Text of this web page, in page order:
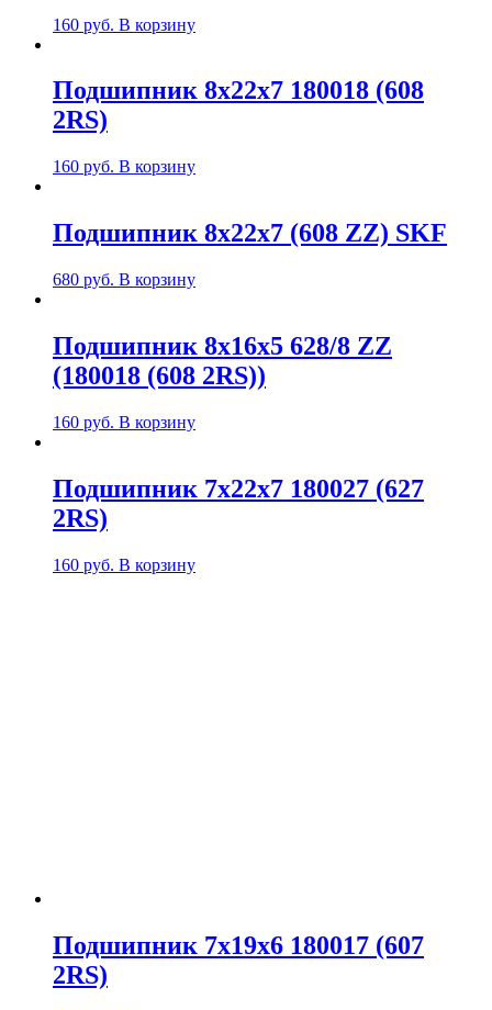
160 руб. В корзину
Подшипник 8х22х7 180018 (608
2RS)
160 руб. В корзину
Подшипник 8х22х7 (608 ZZ) SKF
680 руб. В корзину
Подшипник 8х16х5 628/8 ZZ
(180018 (608 2RS))
160 руб. В корзину
Подшипник 7х22х7 180027 (627
2RS)
160 руб. В корзину
Подшипник 7х19х6 180017 (607
2RS)